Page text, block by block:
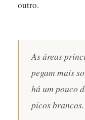
outro.
As áreas
pegam mais
há um pouco
picos brancos.